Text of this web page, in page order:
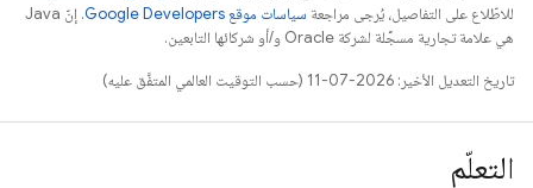
للاطّلاع على التفاصيل، يُرجى مراجعة سياسات موقع Google Developers‏
. إنّ Java
هي علامة تجارية مسجَّلة لشركة Oracle و/أو شركائها التابعين.
تاريخ التعديل الأخير: 2026-07-11 (حسب التوقيت العالمي المتفَّق عليه)
التعلّم